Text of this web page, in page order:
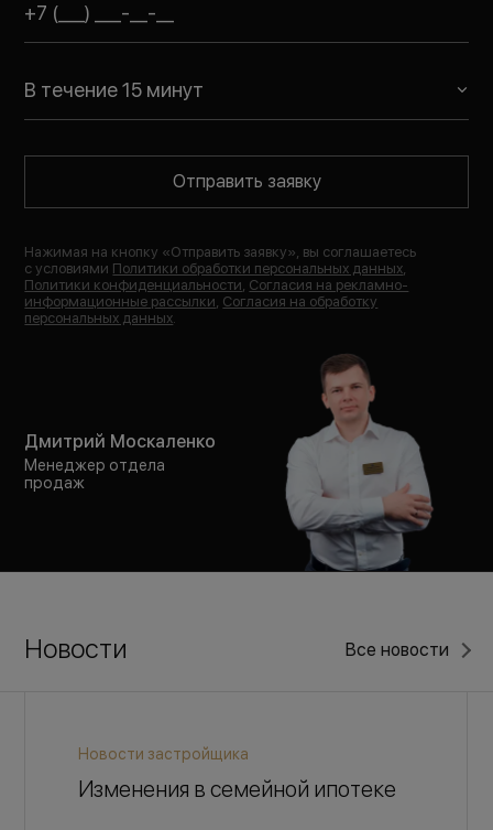
В течение 15 минут
Отправить заявку
Нажимая на кнопку «Отправить заявку», вы соглашаетесь
с условиями Политики обработки персональных данных
Политики конфиденциальности Согласия на рекламно-
информационные рассылки Согласия на обработку
персональных данных
Дмитрий Москаленко
Менеджер отдела
продаж
Новости Все новости
Новости застройщика
Изменения в семейной ипотеке